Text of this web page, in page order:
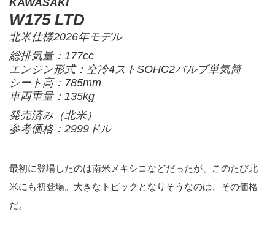
KAWASAKI
W175 LTD
北米仕様2026年モデル
総排気量：177cc
エンジン形式：空冷4ストSOHC2バルブ単気筒
シート高：785mm
車両重量：135kg
発売済み（北米）
参考価格：2999ドル
最初に登場したのは南米メキシコなどだったが、このたび北
米にも初登場。大きなトピックとなりそうなのは、その価格
だ。